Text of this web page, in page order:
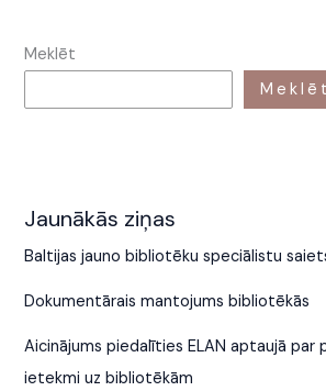
Meklēt
Meklēt
Jaunākās ziņas
Baltijas jauno bibliotēku speciālistu
Dokumentārais mantojums bibliotēkās
Aicinājums piedalīties ELAN aptaujā par
ietekmi uz bibliotēkām